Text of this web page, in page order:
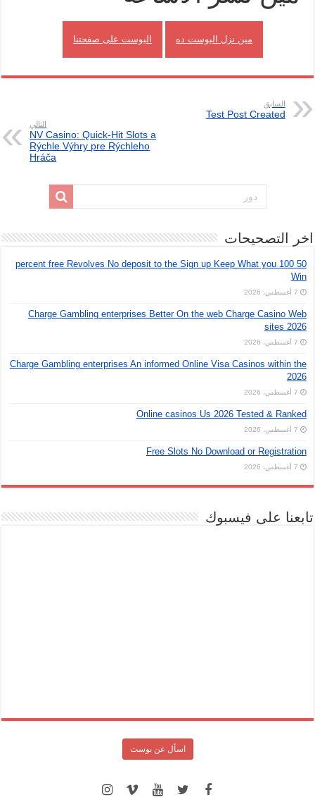
مين نزل البوست ده البوست على صفحتنا
السابق
Test Post Created
التالي
NV Casino: Quick‑Hit Slots a
Rýchle Výhry pre Rýchleho
Hráča
اخر التصحيحات
50 100 percent free Revolves No deposit to the Sign up Keep What you
Win
7 أغسطس، 2026
Charge Gambling enterprises Better On the web Charge Casino Web
sites 2026
7 أغسطس، 2026
Charge Gambling enterprises An informed Online Visa Casinos within the
2026
7 أغسطس، 2026
Online casinos Us 2026 Tested & Ranked
7 أغسطس، 2026
Free Slots No Download or Registration
7 أغسطس، 2026
تابعنا على فيسبوك
اسأل عن بوست